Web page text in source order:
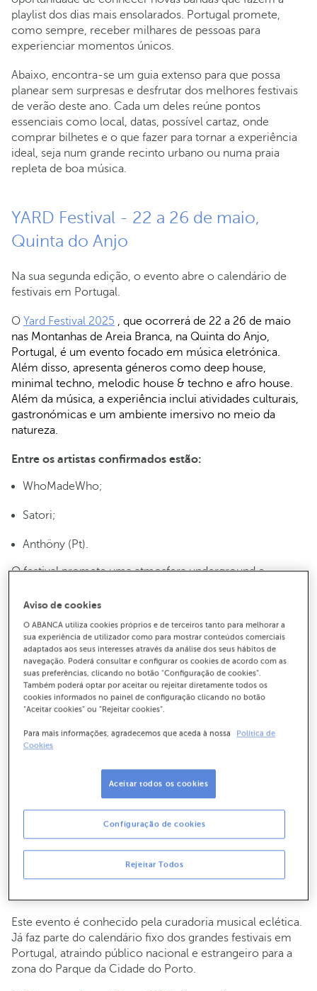
playlist dos dias mais ensolarados. Portugal promete,
como sempre, receber milhares de pessoas para
experienciar momentos únicos.
Abaixo, encontra-se um guia extenso para que possa
planear sem surpresas e desfrutar dos melhores festivais
de verão deste ano. Cada um deles reúne pontos
essenciais como local, datas, possível cartaz, onde
comprar bilhetes e o que fazer para tornar a experiência
ideal, seja num grande recinto urbano ou numa praia
repleta de boa música.
YARD Festival - 22 a 26 de maio,
Quinta do Anjo
Na sua segunda edição, o evento abre o calendário de
festivais em Portugal.
O Yard Festival 2025 , que ocorrerá de 22 a 26 de maio
nas Montanhas de Areia Branca, na Quinta do Anjo,
Portugal, é um evento focado em música eletrónica.
Além disso, apresenta géneros como deep house,
minimal techno, melodic house & techno e afro house.
Além da música, a experiência inclui atividades culturais,
gastronómicas e um ambiente imersivo no meio da
natureza.
Entre os artistas confirmados estão:
WhoMadeWho;
Satori;
Anthöny (Pt).
O festival promete uma atmosfera underground e
envolventes, ideal para os fãs de música eletrónica
The Moment e afirma proporcionar cenários de muita
beleza natural.
Onde comprar os bilhetes
A Shotgun é a única plataforma disponível para compra
de bilhetes.
Idade de acesso
qualquer dúvida, será solicitada a identificação. Sem a
apresentação de um documento de identificação válido,
o acesso não será permitido.
Primavera Sound - 12 a 15 de junho,
Porto
Este evento é conhecido pela curadoria musical eclética.
Já faz parte do calendário fixo dos grandes festivais em
Portugal, atraindo público nacional e estrangeiro para a
zona do Parque da Cidade do Porto.
Aviso de cookies
O ABANCA utiliza cookies próprios e de terceiros tanto para melhorar a
sua experiência de utilizador como para mostrar conteúdos comerciais
adaptados aos seus interesses através da análise dos seus hábitos de
navegação. Poderá consultar e configurar os cookies de acordo com as
suas preferências, clicando no botão "Configuração de cookies”.
Também poderá optar por aceitar ou rejeitar diretamente todos os
cookies informados no painel de configuração clicando no botão
“Aceitar cookies” ou “Rejeitar cookies”.
Para mais informações, agradecemos que aceda à nossa
Política de
Cookies
Rejeitar Todos
Configuração de cookies
Aceitar todos os cookies